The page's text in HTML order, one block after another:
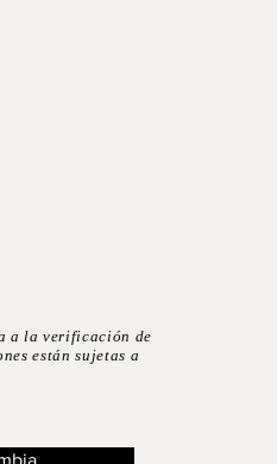
a la verificación de
están sujetas a